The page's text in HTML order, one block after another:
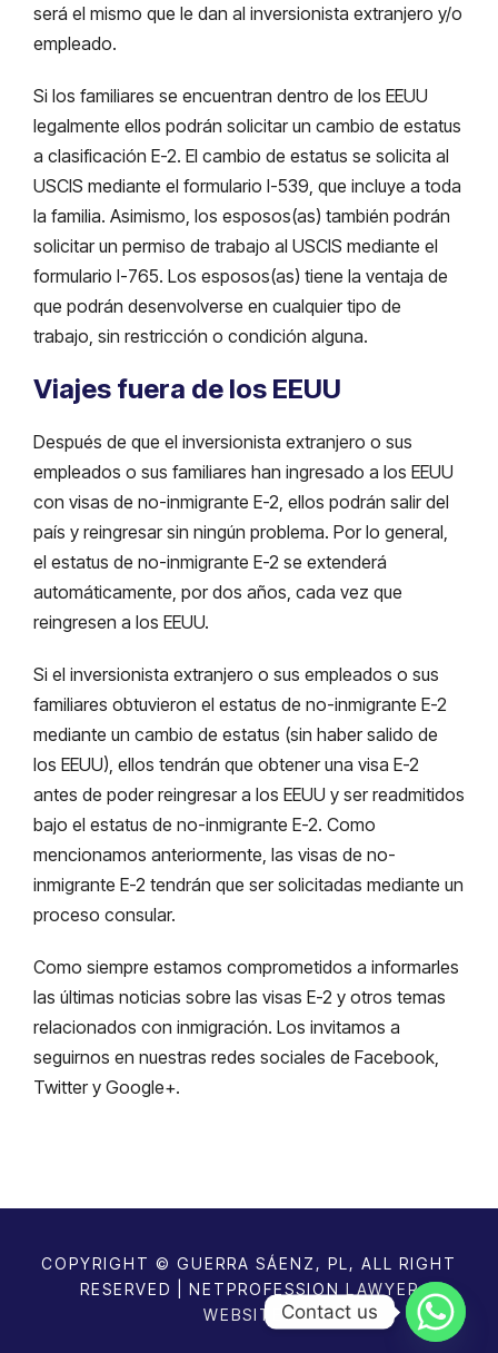
será el mismo que le dan al inversionista extranjero y/o
empleado.
Si los familiares se encuentran dentro de los EEUU
legalmente ellos podrán solicitar un cambio de estatus
a clasificación E-2. El cambio de estatus se solicita al
USCIS mediante el formulario I-539, que incluye a toda
la familia. Asimismo, los esposos(as) también podrán
solicitar un permiso de trabajo al USCIS mediante el
formulario I-765. Los esposos(as) tiene la ventaja de
que podrán desenvolverse en cualquier tipo de
trabajo, sin restricción o condición alguna.
Viajes fuera de los EEUU
Después de que el inversionista extranjero o sus
empleados o sus familiares han ingresado a los EEUU
con visas de no-inmigrante E-2, ellos podrán salir del
país y reingresar sin ningún problema. Por lo general,
el estatus de no-inmigrante E-2 se extenderá
automáticamente, por dos años, cada vez que
reingresen a los EEUU.
Si el inversionista extranjero o sus empleados o sus
familiares obtuvieron el estatus de no-inmigrante E-2
mediante un cambio de estatus (sin haber salido de
los EEUU), ellos tendrán que obtener una visa E-2
antes de poder reingresar a los EEUU y ser readmitidos
bajo el estatus de no-inmigrante E-2. Como
mencionamos anteriormente, las visas de no-
inmigrante E-2 tendrán que ser solicitadas mediante un
proceso consular.
Como siempre estamos comprometidos a informarles
las últimas noticias sobre las visas E-2 y otros temas
relacionados con inmigración. Los invitamos a
seguirnos en nuestras redes sociales de Facebook,
Twitter y Google+.
COPYRIGHT © GUERRA SÁENZ, PL, ALL RIGHT
RESERVED | NETPROFESSION LAWYER
WEBSITESContact us